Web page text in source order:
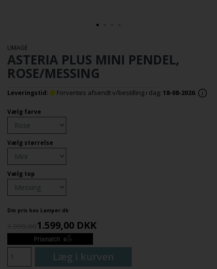
UMAGE
ASTERIA PLUS MINI PENDEL,
ROSE/MESSING
Leveringstid: Forventes afsendt v/bestilling i dag: 18-08-2026.
Vælg farve
Vælg størrelse
Vælg top
Din pris hos Lamper.dk
1.599,00 DKK
Læg i kurven